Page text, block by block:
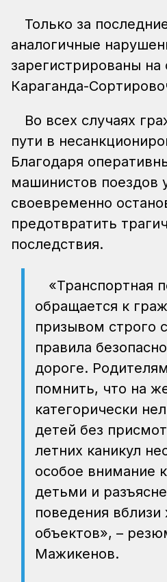
Только за
аналогичные
зарегистрированы на
Караганда-
Во всех случаях
пути в
Благодаря
машинистов поездов
своевременно
предотвратить
последствия.
«Транспортная
обращается к
призывом строго
правила
дороге.
помнить, что на
категорически
детей без
летних каникул
особое внимание
детьми и
поведения
объектов», –
Мажикенов.